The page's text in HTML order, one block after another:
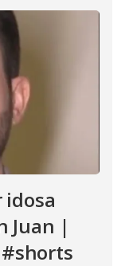
Juan |